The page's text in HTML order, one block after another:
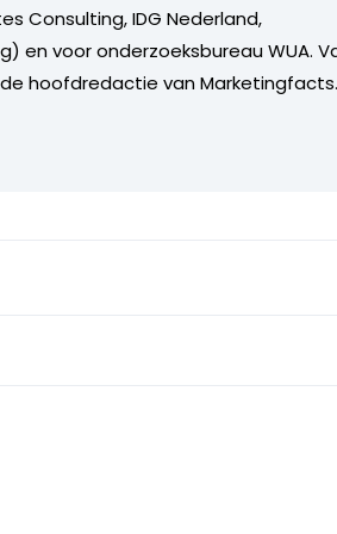
Consulting, IDG Nederland,
en voor onderzoeksbureau WUA.
de hoofdredactie van Marketingfacts.